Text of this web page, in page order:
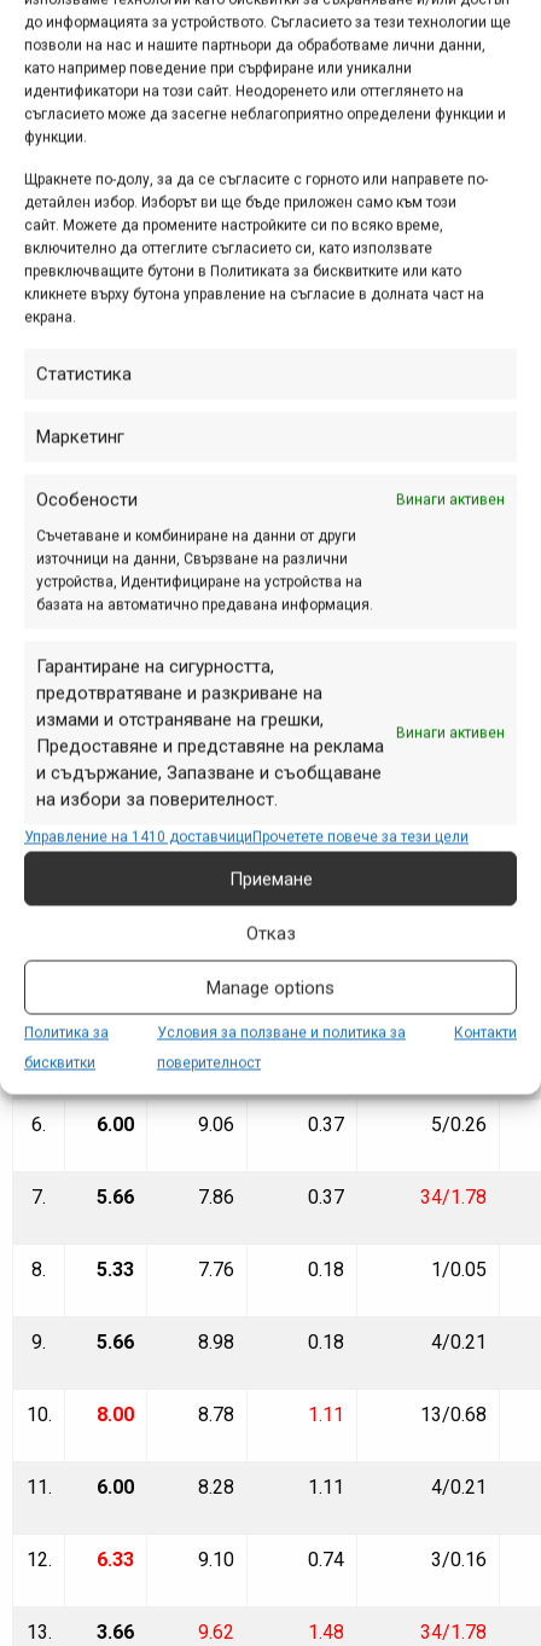
до информацията за устройството. Съгласието за тези технологии ще
позволи на нас и нашите партньори да обработваме лични данни,
като например поведение при сърфиране или уникални
идентификатори на този сайт. Неодоренето или оттеглянето на
съгласието може да засегне неблагоприятно определени функции и
функции.
Щракнете по-долу, за да се съгласите с горното или направете по-
детайлен избор. Изборът ви ще бъде приложен само към този
сайт. Можете да промените настройките си по всяко време,
включително да оттеглите съгласието си, като използвате
превключващите бутони в Политиката за бисквитките или като
кликнете върху бутона управление на съгласие в долната част на
екрана.
Статистика
Маркетинг
Особености Винаги активен
Съчетаване и комбиниране на данни от други
източници на данни, Свързване на различни
устройства, Идентифициране на устройства на
базата на автоматично предавана информация.
Гарантиране на сигурността,
предотвратяване и разкриване на
измами и отстраняване на грешки,
Предоставяне и представяне на реклама
и съдържание, Запазване и съобщаване
на избори за поверителност.
Винаги активен
Управление на 1410 доставчициПрочетете повече за тези цели
Приемане
Отказ
Manage options
Политика за
бисквитки
Условия за ползване и политика за
поверителност
Контакти
Връзка към Галерията на МТБ-БГ:
Ето и разпределението на гласовете и оценките през
месец август 2013 г.:
общо
гласове/
оценка
8.98 0.74
2. 7.66 9.44 1.11 16/0.84
3. 5.33 9.66 0.18 14/0.73
9.16 1.11
5.
6. 6.00 9.06 0.37 5/0.26
7. 5.66 7.86 0.37 34/1.78
8. 5.33 7.76 0.18 1/0.05
9. 5.66 8.98 0.18 4/0.21
10. 8.00 8.78 1.11 13/0.68
11. 6.00 8.28 1.11 4/0.21
12. 6.33 9.10 0.74 3/0.16
13. 3.66 9.62 1.48 34/1.78